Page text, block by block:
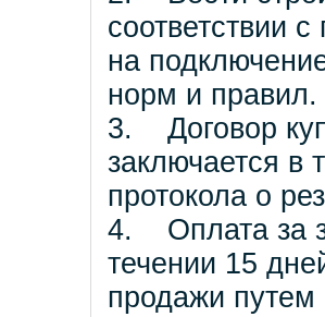
соответствии
на
норм и правил.
3. Договор
заключается в
протокола о
4. Оплата за
течении 15
продажи путем